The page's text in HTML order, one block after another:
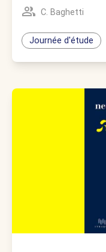
C. Baghetti
Journée d'étude